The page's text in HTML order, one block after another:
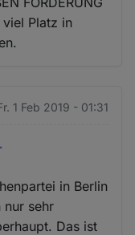
viel Platz in
1 Feb 2019 - 01:31
in Berlin
nur sehr
Das ist